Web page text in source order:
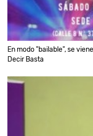
En modo "bailable", se
Decir Basta